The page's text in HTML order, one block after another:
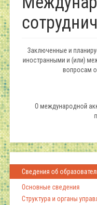
Заключенные и
иностранными и (или)
вопросам
О международной
Сведения об
Основные сведения
Структура и органы